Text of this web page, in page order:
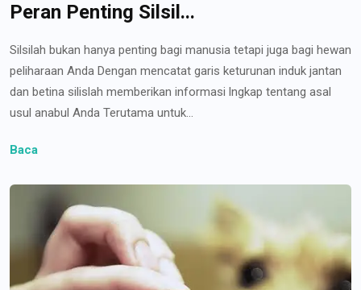
Peran Penting Silsil...
Silsilah bukan hanya penting bagi manusia tetapi juga bagi hewan
peliharaan Anda Dengan mencatat garis keturunan induk jantan
dan betina silislah memberikan informasi lngkap tentang asal
usul anabul Anda Terutama untuk...
Baca